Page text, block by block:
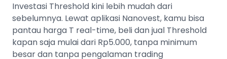
Investasi Threshold kini lebih mudah dari
sebelumnya. Lewat aplikasi Nanovest, kamu bisa
pantau harga T real-time, beli dan jual Threshold
kapan saja mulai dari Rp5.000, tanpa minimum
besar dan tanpa pengalaman trading